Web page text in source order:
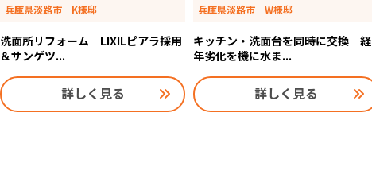
兵庫県淡路市 K様邸
洗面所リフォーム｜LIXILピアラ採用
＆サンゲツ...
詳しく見る
兵庫県淡路市 W様邸
キッチン・洗面台を同時に交換｜経
年劣化を機に水ま...
詳しく見る